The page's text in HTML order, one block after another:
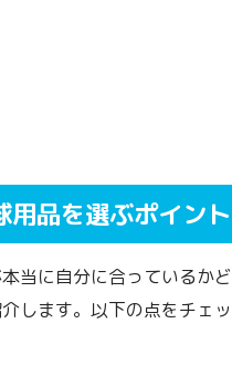
用品を選ぶポイント
当に自分に合っているか
します。以下の点をチェ